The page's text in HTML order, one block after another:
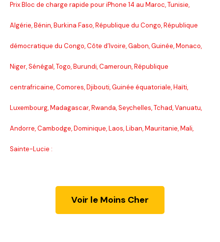
Prix Bloc de charge rapide pour iPhone 14 au Maroc, Tunisie,
Algérie, Bénin, Burkina Faso, République du Congo, République
démocratique du Congo, Côte d’Ivoire, Gabon, Guinée, Monaco,
Niger, Sénégal, Togo, Burundi, Cameroun, République
centrafricaine, Comores, Djibouti, Guinée équatoriale, Haïti,
Luxembourg, Madagascar, Rwanda, Seychelles, Tchad, Vanuatu,
Andorre, Cambodge, Dominique, Laos, Liban, Mauritanie, Mali,
Sainte-Lucie :
Voir le Moins Cher